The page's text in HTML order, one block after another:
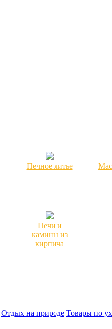
Печное литье
Печи и
камины из
кирпича
Отдых на природе Товары по